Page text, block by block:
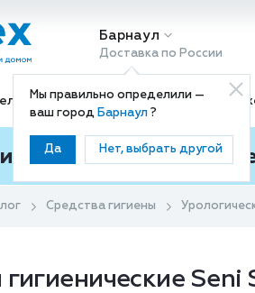
Барнаул
Доставка по России
Мы правильно определили —
ваш город Барнаул?
Да Нет, выбрать другой
Декоративная косметика
покупки ваши с
Средства гигиены
гигиенические